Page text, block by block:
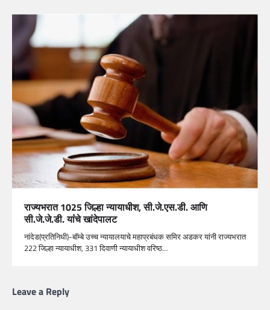
राज्यभरात 1025 जिल्हा न्यायाधीश, सी.जे.एस.डी. आणि
सी.जे.जे.डी. यांंचे खांदेपालट
नांदेड(प्रतिनिधी)-बॉम्बे उच्च न्यायालयाचे महाप्रबंधक समिर अडकर यांनी राज्यभरात
222 जिल्हा न्यायाधीश, 331 दिवाणी न्यायाधीश वरिष्ठ…
Leave a Reply